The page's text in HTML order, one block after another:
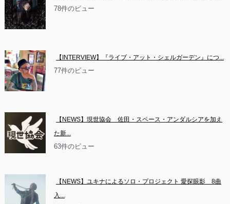
78件のビュー
【INTERVIEW】『ライブ・アット・シェルガーデン』につ...
77件のビュー
【NEWS】現世協会　佐田・スペース・アンダルシアを加え
た新...
63件のビュー
【NEWS】ユキナによるソロ・プロジェクト 愛探眼影　8曲
入...